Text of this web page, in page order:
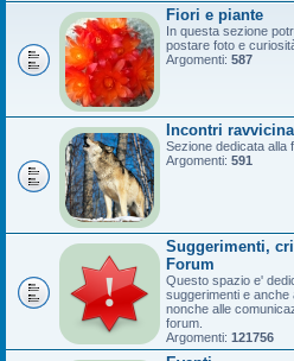
Fiori e piante
In questa sezione
postare foto e
Argomenti: 587
Incontri
Sezione dedicata alla
Argomenti: 591
Suggerimenti,
Forum
Questo spazio e'
suggerimenti e anche
nonche alle
forum.
Argomenti: 121756